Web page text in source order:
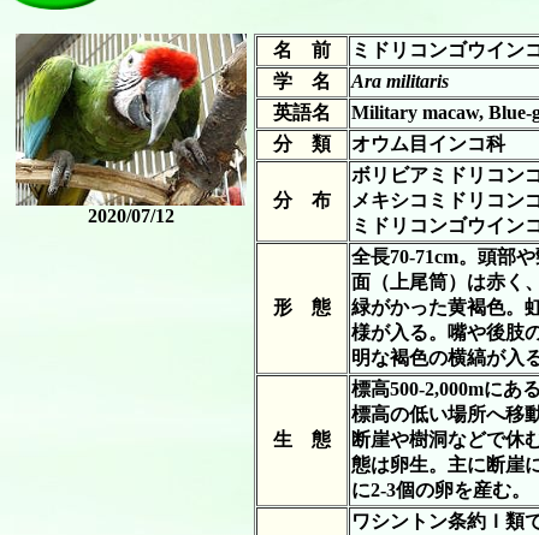
2020/07/12
名 前
ミドリコンゴウイ
学 名
Ara militaris
英語名
Military macaw, Blue-
分 類
オウム目インコ科
分 布
ボリビアミドリコン
メキシコミドリコン
ミドリコンゴウイン
形 態
全長70-71cm。頭部
面（上尾筒）は赤く
緑がかった黄褐色。
様が入る。嘴や後肢
明な褐色の横縞が入
生 態
標高500-2,000mにあ
標高の低い場所へ移
断崖や樹洞などで休
態は卵生。主に断崖
に2-3個の卵を産む。
ワシントン条約Ｉ類